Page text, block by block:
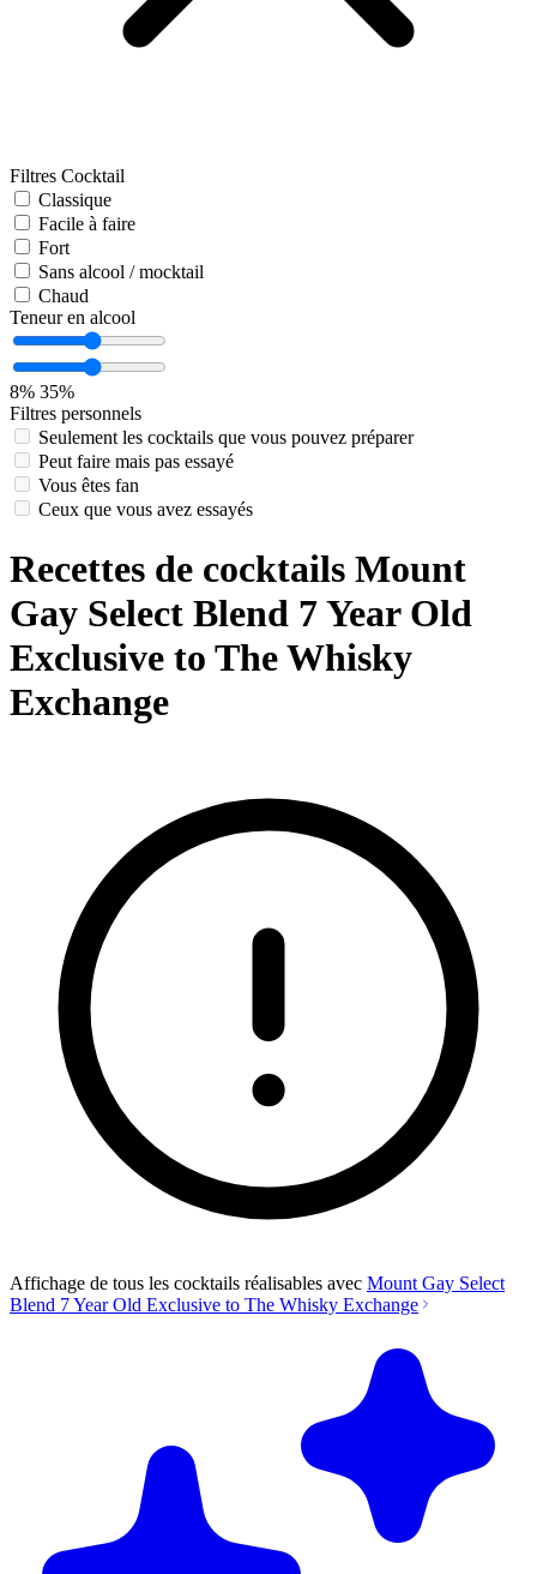
Filtres Cocktail
Classique
Facile à faire
Fort
Sans alcool / mocktail
Chaud
Teneur en alcool
8% 35%
Filtres personnels
Seulement les cocktails que vous pouvez préparer
Peut faire mais pas essayé
Vous êtes fan
Ceux que vous avez essayés
Recettes de cocktails Mount
Gay Select Blend 7 Year Old
Exclusive to The Whisky
Exchange
Affichage de tous les cocktails réalisables avec Mount Gay Select
Blend 7 Year Old Exclusive to The Whisky Exchange